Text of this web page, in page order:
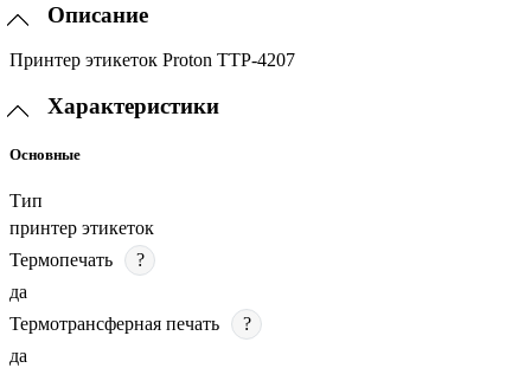
Описание
Принтер этикеток Proton TTP-4207
Характеристики
Основные
Тип
принтер этикеток
Термопечать
?
да
Термотрансферная печать
?
да